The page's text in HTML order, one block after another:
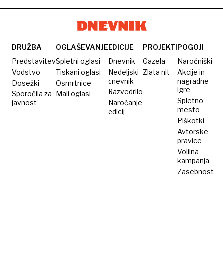
orbiti?
narazen
pri
28.000
km/h
na
vesoljski
postaji
po
nevarnem
trku
DRUŽBA
Predstavitev
Vodstvo
Dosežki
Sporočila za
javnost
OGLAŠEVANJE
Spletni oglasi
Tiskani oglasi
Osmrtnice
Mali oglasi
EDICIJE
Dnevnik
Nedeljski
dnevnik
Razvedrilo
Naročanje
edicij
PROJEKTI
Gazela
Zlata nit
POGOJI
Naročniški
Akcije in
nagradne
igre
Spletno
mesto
Piškotki
Avtorske
pravice
Volilna
kampanja
Zasebnost